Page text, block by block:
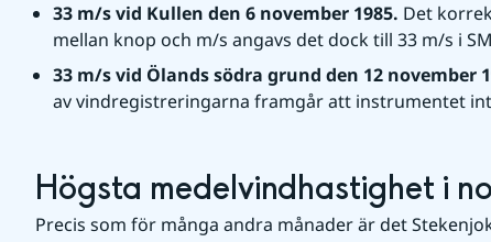
33 m/s vid Kullen den 6 november 1985. Det
mellan knop och m/s angavs det dock till 33 m/s i
33 m/s vid Ölands södra grund den 12 november
av vindregistreringarna framgår att instrumentet
Högsta medelvindhastighet i
Precis som för många andra månader är det